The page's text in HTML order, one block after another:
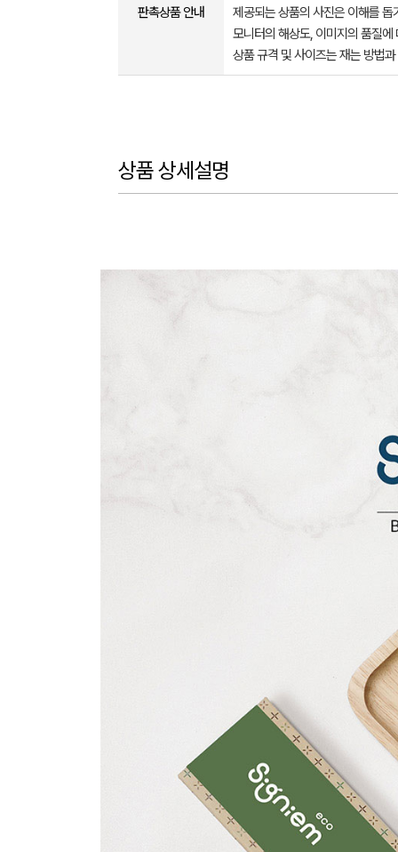
판촉상품 안내
제공되는 상품의 사진은 이해를
모니터의 해상도, 이미지의 품질
상품 규격 및 사이즈는 재는 방법
상품 상세설명